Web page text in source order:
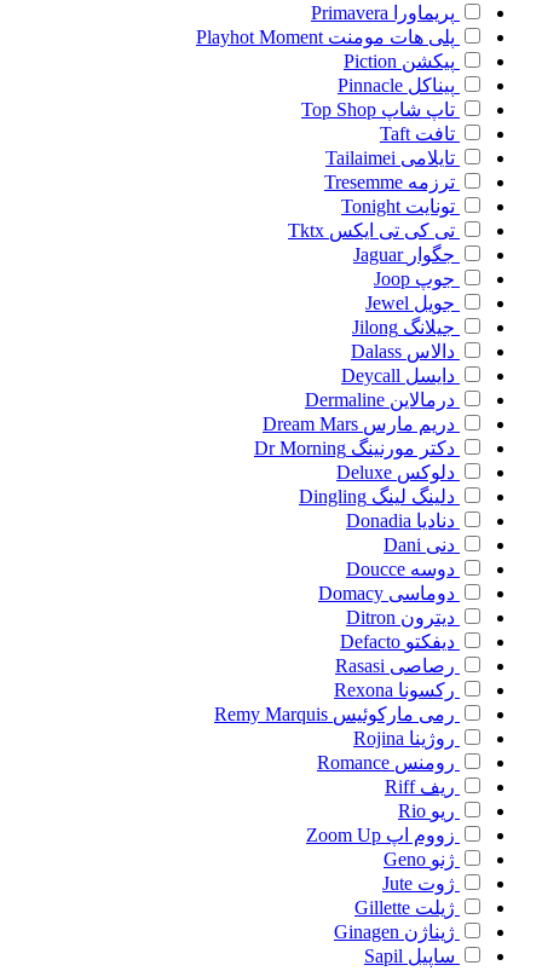
پریماورا
Primavera
پلی هات مومنت Playhot Moment
پیکشن Piction
پیناکل Pinnacle
تاپ شاپ Top Shop
تافت Taft
تایلامی Tailaimei
ترزمه Tresemme
تونایت Tonight
تی کی تی ایکس Tktx
جگوار Jaguar
جوپ Joop
جویل Jewel
جیلانگ Jilong
دالاس Dalass
دایسل Deycall
درمالاین Dermaline
دریم مارس Dream Mars
دکتر مورنینگ Dr Morning
دلوکس Deluxe
دلینگ لینگ Dingling
دنادیا Donadia
دنی Dani
دوسه Doucce
دوماسی Domacy
دیترون Ditron
دیفکتو Defacto
رصاصی Rasasi
رکسونا Rexona
رمی مارکوئیس Remy Marquis
روژینا Rojina
رومنس Romance
ریف Riff
ریو Rio
زووم اپ Zoom Up
ژنو Geno
ژوت Jute
ژیلت Gillette
ژیناژن Ginagen
ساپیل Sapil